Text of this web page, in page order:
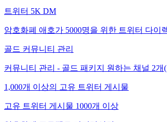
트위터 5K DM
암호화폐 애호가 5000명을 위한 트위터 다이
골드 커뮤니티 관리
커뮤니티 관리 - 골드 패키지 원하는 채널 2
1,000개 이상의 고유 트위터 게시물
고유 트위터 게시물 1000개 이상